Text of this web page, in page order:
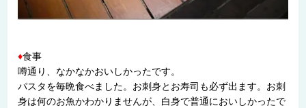
♦食事
噂通り、なかなかおいしかったです。
パスタを毎晩食べました。お刺身とお寿司も必ず出ます。お刺
身は何のお魚かわかりませんが、白身で普通においしかったで